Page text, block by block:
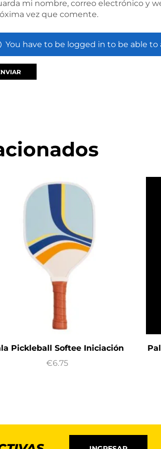
mi nombre, correo electrónico y
vez que comente.
You have to be logged in to be able
Pickleball Softee Iniciación
€6.75